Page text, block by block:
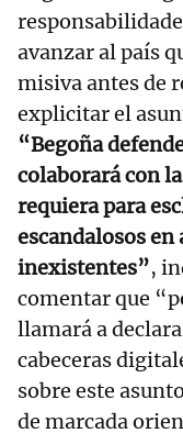
avanzar al país
misiva antes de
explicitar el
“Begoña
colaborará con
requiera para
escandalosos
inexistentes”,
comentar que
llamará a
cabeceras
sobre este
de marcada